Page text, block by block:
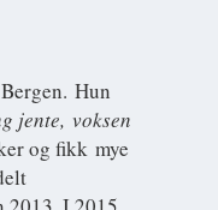
Hun
jente, voksen
og fikk mye